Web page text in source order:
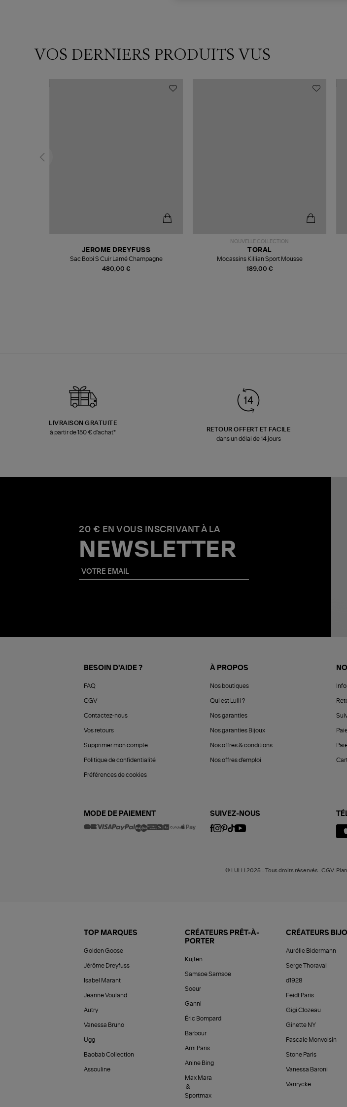
VOS DERNIERS PRODUITS VUS
480,00 €
JEROME DREYFUSS
Sac Bobi S Cuir Lamé Champagne
NOUVELLE COLLECTION
189,00 €
TORAL
Mocassins Killian Sport Mousse
LIVRAISON GRATUITE
à partir de 150 € d'achat*
RETOUR OFFERT ET FACILE
dans un délai de 14 jours
20 € EN VOUS INSCRIVANT À LA
NEWSLETTER
BESOIN D'AIDE ?
FAQ
CGV
Contactez-nous
Vos retours
Supprimer mon compte
Politique de confidentialité
Préférences de cookies
À PROPOS
Nos boutiques
Qui est Lulli ?
Nos garanties
Nos garanties Bijoux
Nos offres & conditions
Nos offres d'emploi
MODE DE PAIEMENT SUIVEZ-NOUS
© LULLI 2025 - Tous droits réservés -CGV-
TOP MARQUES
Golden Goose
Jérôme Dreyfuss
Isabel Marant
Jeanne Vouland
Autry
Vanessa Bruno
Ugg
Baobab Collection
Assouline
CRÉATEURS PRÊT-À-
PORTER
Kujten
Samsoe Samsoe
Soeur
Ganni
Éric Bompard
Barbour
Ami Paris
Anine Bing
Max Mara
&
Sportmax
CRÉATEURS
Aurélie Bidermann
Serge Thoraval
d1928
Feidt Paris
Gigi Clozeau
Ginette NY
Pascale Monvoisin
Stone Paris
Vanessa Baroni
Vanrycke